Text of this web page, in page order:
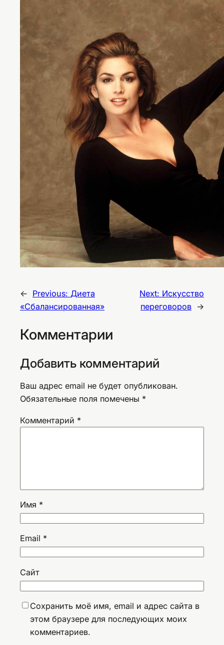
← Previous: Диета
«Сбалансированная»
Next: Искусство
переговоров →
Комментарии
Добавить комментарий
Ваш адрес email не будет опубликован.
Обязательные поля помечены *
Комментарий *
Имя *
Email *
Сайт
Сохранить моё имя, email и адрес сайта в
этом браузере для последующих моих
комментариев.